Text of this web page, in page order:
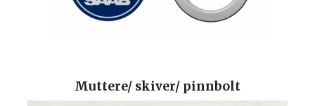
Muttere/ skiver/ pinnbolt